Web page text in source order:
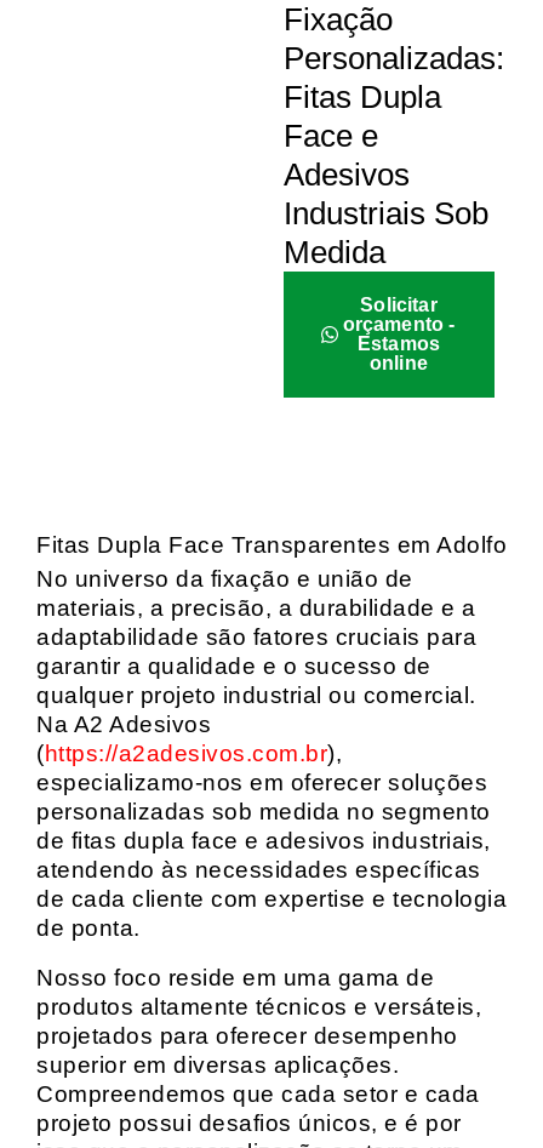
Fixação
Personalizadas:
Fitas Dupla
Face e
Adesivos
Industriais Sob
Medida
Solicitar
orçamento -
Estamos
online
Fitas Dupla Face Transparentes em Adolfo
No universo da fixação e união de
materiais, a precisão, a durabilidade e a
adaptabilidade são fatores cruciais para
garantir a qualidade e o sucesso de
qualquer projeto industrial ou comercial.
Na A2 Adesivos
(https://a2adesivos.com.br),
especializamo-nos em oferecer soluções
personalizadas sob medida no segmento
de fitas dupla face e adesivos industriais,
atendendo às necessidades específicas
de cada cliente com expertise e tecnologia
de ponta.
Nosso foco reside em uma gama de
produtos altamente técnicos e versáteis,
projetados para oferecer desempenho
superior em diversas aplicações.
Compreendemos que cada setor e cada
projeto possui desafios únicos, e é por